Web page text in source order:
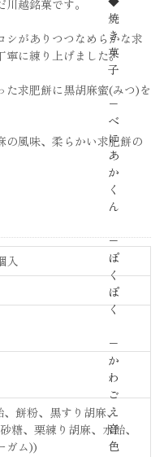
焼
き
菓
子
−
べ
に
あ
か
く
ん
−
ぽ
く
ぽ
く
−
か
わ
ご
え
音
色
越銘菓です。
がありつつなめらかな求
寧に練り上げました。
求肥餅に黒胡麻蜜(みつ)を
風味、柔らかい求肥餅の
入
餅粉、黒すり胡麻、
糖、栗練り胡麻、水飴、
ガム))